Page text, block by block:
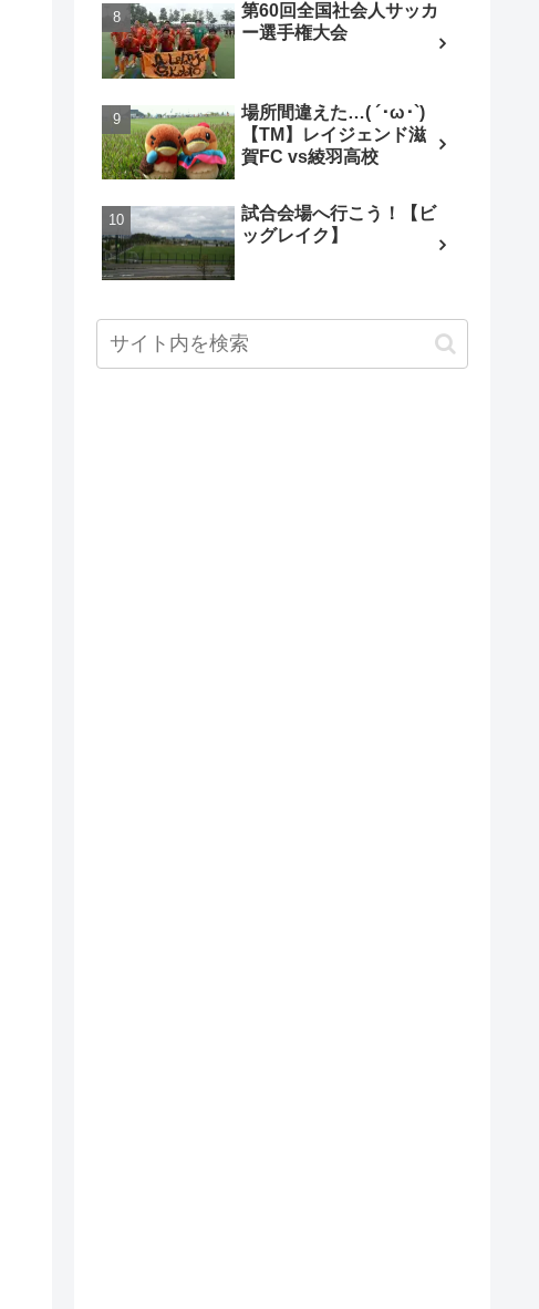
第60回全国社会人サッカ
ー選手権大会
場所間違えた…( ´･ω･`)
【TM】レイジェンド滋
賀FC vs綾羽高校
試合会場へ行こう！【ビ
ッグレイク】